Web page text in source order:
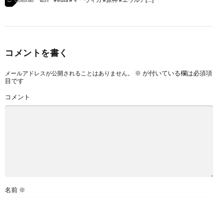
コメントを書く
メールアドレスが公開されることはありません。 ※ が付いている欄は必須項
目です
コメント
名前 ※